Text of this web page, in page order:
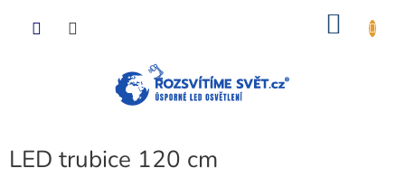
LED trubice 120 cm